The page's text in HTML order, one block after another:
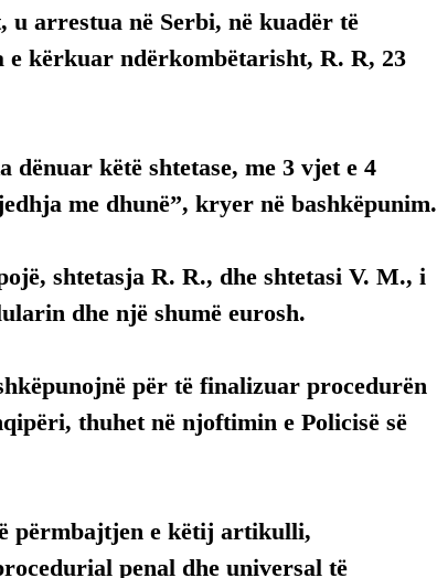
arrestua në Serbi, në kuadër të
e kërkuar ndërkombëtarisht, R. R, 23
këtë shtetase, me 3 vjet e 4
me dhunë”, kryer në bashkëpunim.
shtetasja R. R., dhe shtetasi V. M., i
dhe një shumë eurosh.
për të finalizuar procedurën
thuhet në njoftimin e Policisë së
përmbajtjen e këtij artikulli,
penal dhe universal të